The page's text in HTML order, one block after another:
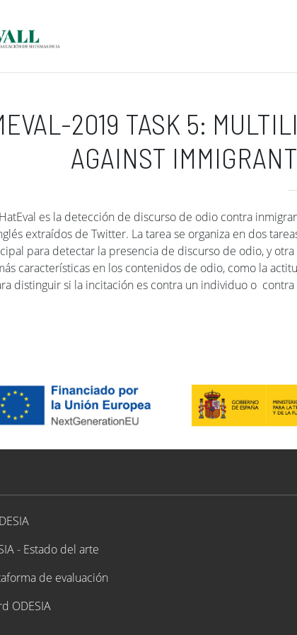
2019 TASK 5:
AGAINST
es la detección de discurso de odio contra
extraídos de Twitter. La tarea se organiza en dos
para detectar la presencia de discurso de odio, y
características en los contenidos de odio, como la
distinguir si la incitación es contra un individuo o
- Estado del arte
de evaluación
ODESIA